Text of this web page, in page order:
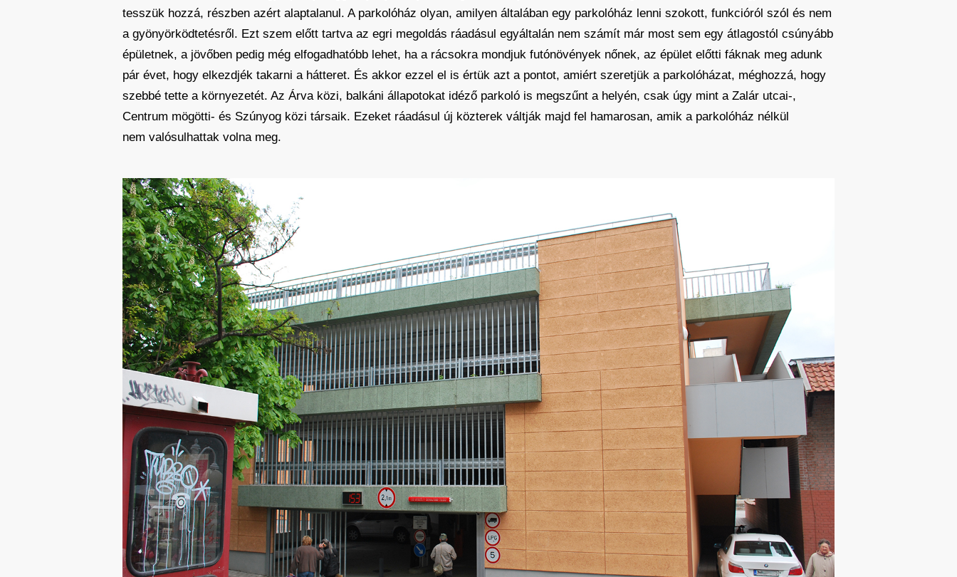
tesszük hozzá, részben azért alaptalanul. A parkolóház olyan, amilyen általában egy parkolóház lenni szokott, funkcióról szól és nem
a gyönyörködtetésről. Ezt szem előtt tartva az egri megoldás ráadásul egyáltalán nem számít már most sem egy átlagostól csúnyább
épületnek, a jövőben pedig még elfogadhatóbb lehet, ha a rácsokra mondjuk futónövények nőnek, az épület előtti fáknak meg adunk
pár évet, hogy elkezdjék takarni a hátteret. És akkor ezzel el is értük azt a pontot, amiért szeretjük a parkolóházat, méghozzá, hogy
szebbé tette a környezetét. Az Árva közi, balkáni állapotokat idéző parkoló is megszűnt a helyén, csak úgy mint a Zalár utcai-,
Centrum mögötti- és Szúnyog közi társaik. Ezeket ráadásul új közterek váltják majd fel hamarosan, amik a parkolóház nélkül
nem valósulhattak volna meg.